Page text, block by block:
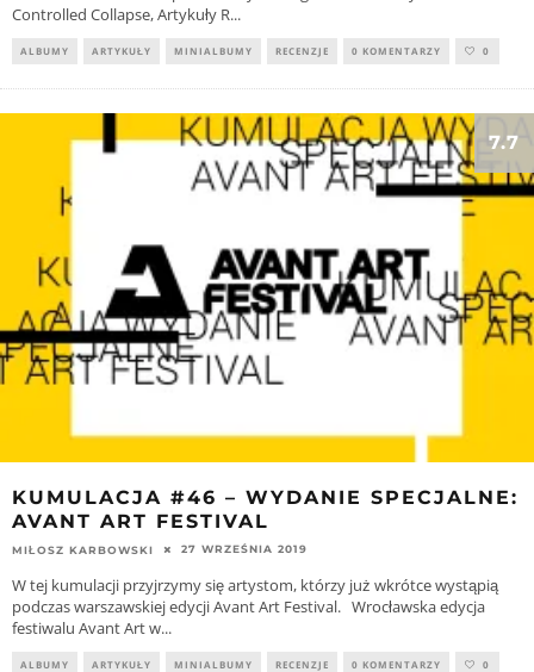
Controlled Collapse, Artykuły R...
ALBUMY ARTYKUŁY MINIALBUMY RECENZJE 0 KOMENTARZY 0
7.7
KUMULACJA #46 – WYDANIE SPECJALNE:
AVANT ART FESTIVAL
MIŁOSZ KARBOWSKI 27 WRZEŚNIA 2019
W tej kumulacji przyjrzymy się artystom, którzy już wkrótce wystąpią
podczas warszawskiej edycji Avant Art Festival. Wrocławska edycja
festiwalu Avant Art w...
ALBUMY ARTYKUŁY MINIALBUMY RECENZJE 0 KOMENTARZY 0